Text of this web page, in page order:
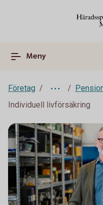
Meny
Företag
Individuell livförsäkring